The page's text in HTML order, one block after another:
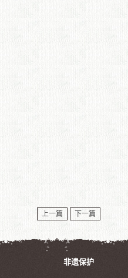
上一篇 下一篇
非遗保护